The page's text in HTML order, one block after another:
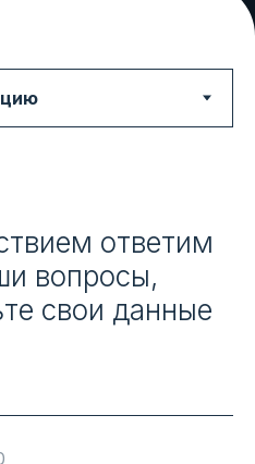
ответим
вопросы,
свои данные